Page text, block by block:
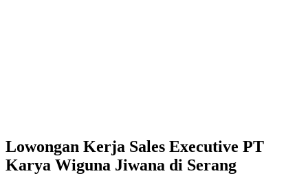
Lowongan Kerja Sales Executive PT
Karya Wiguna Jiwana di Serang